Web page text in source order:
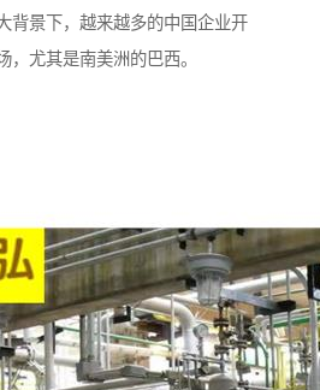
背景下，越来越多的中国企业开
，尤其是南美洲的巴西。